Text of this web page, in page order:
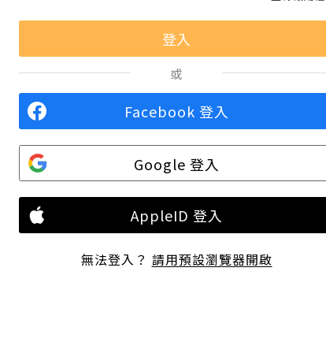
或
Facebook 登入
Google 登入
AppleID 登入
無法登入？ 請用預設瀏覽器開啟